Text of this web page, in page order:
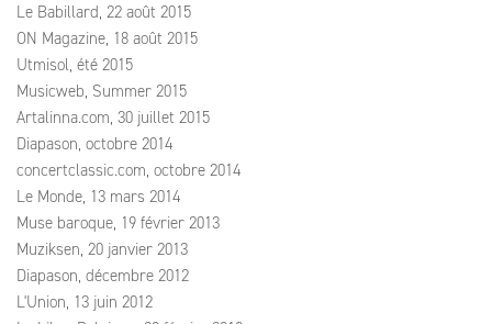
Le Babillard, 22 août 2015
ON Magazine, 18 août 2015
Utmisol, été 2015
Musicweb, Summer 2015
Artalinna.com, 30 juillet 2015
Diapason, octobre 2014
concertclassic.com, octobre 2014
Le Monde, 13 mars 2014
Muse baroque, 19 février 2013
Muziksen, 20 janvier 2013
Diapason, décembre 2012
L'Union, 13 juin 2012